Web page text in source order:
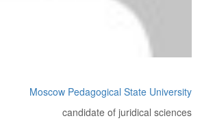
Moscow Pedagogical State University
candidate of juridical sciences